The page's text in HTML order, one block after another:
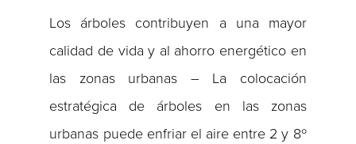
Los árboles contribuyen a una mayor
calidad de vida y al ahorro energético en
las zonas urbanas – La colocación
estratégica de árboles en las zonas
urbanas puede enfriar el aire entre 2 y 8º